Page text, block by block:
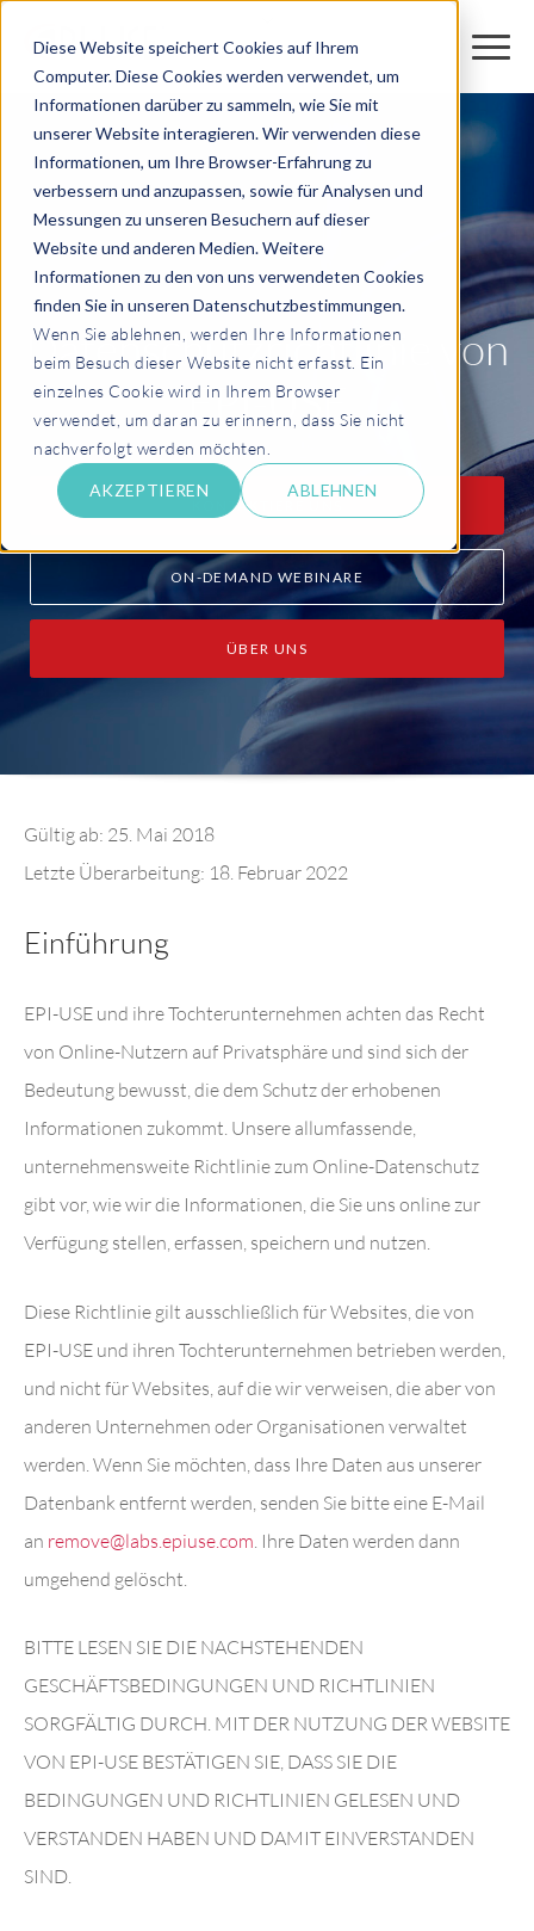
Diese Website speichert Cookies auf Ihrem
Computer. Diese Cookies werden verwendet, um
Informationen darüber zu sammeln, wie Sie mit
unserer Website interagieren. Wir verwenden diese
Informationen, um Ihre Browser-Erfahrung zu
verbessern und anzupassen, sowie für Analysen und
Messungen zu unseren Besuchern auf dieser
Website und anderen Medien. Weitere
Informationen zu den von uns verwendeten Cookies
finden Sie in unseren Datenschutzbestimmungen.
Wenn Sie ablehnen, werden Ihre Informationen
beim Besuch dieser Website nicht erfasst. Ein
einzelnes Cookie wird in Ihrem Browser
verwendet, um daran zu erinnern, dass Sie nicht
nachverfolgt werden möchten.
AKZEPTIEREN ABLEHNEN
Datenschutzrichtlinie von
EPI-USE
KONTAKTIERE UNS
ON-DEMAND WEBINARE
ÜBER UNS
Gültig ab: 25. Mai 2018
Letzte Überarbeitung: 18. Februar 2022
Einführung
EPI-USE und ihre Tochterunternehmen achten das Recht
von Online-Nutzern auf Privatsphäre und sind sich der
Bedeutung bewusst, die dem Schutz der erhobenen
Informationen zukommt. Unsere allumfassende,
unternehmensweite Richtlinie zum Online-Datenschutz
gibt vor, wie wir die Informationen, die Sie uns online zur
Verfügung stellen, erfassen, speichern und nutzen.
Diese Richtlinie gilt ausschließlich für Websites, die von
EPI-USE und ihren Tochterunternehmen betrieben werden,
und nicht für Websites, auf die wir verweisen, die aber von
anderen Unternehmen oder Organisationen verwaltet
werden. Wenn Sie möchten, dass Ihre Daten aus unserer
Datenbank entfernt werden, senden Sie bitte eine E-Mail
an remove@labs.epiuse.com . Ihre Daten werden dann
umgehend gelöscht.
BITTE LESEN SIE DIE NACHSTEHENDEN
GESCHÄFTSBEDINGUNGEN UND RICHTLINIEN
SORGFÄLTIG DURCH. MIT DER NUTZUNG DER WEBSITE
VON EPI-USE BESTÄTIGEN SIE, DASS SIE DIE
BEDINGUNGEN UND RICHTLINIEN GELESEN UND
VERSTANDEN HABEN UND DAMIT EINVERSTANDEN
SIND.